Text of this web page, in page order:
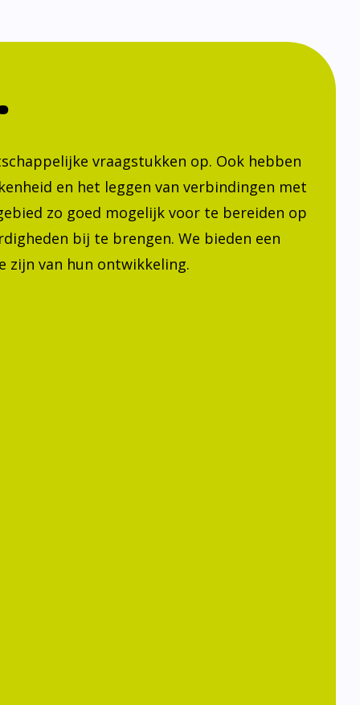
vraagstukken op. Ook hebben
en het leggen van verbindingen met
zo goed mogelijk voor te bereiden op
bij te brengen. We bieden een
zijn van hun ontwikkeling.